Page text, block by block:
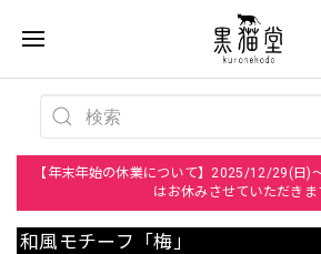
【年末年始の休業について】2025/12/29(日
はお休みさせていただきま
和風モチーフ「梅」